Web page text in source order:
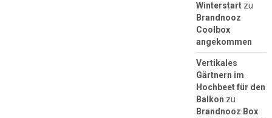
Winterstartzu
Brandnooz
Coolbox
angekommen
Vertikales
Gärtnern im
Hochbeet für den
Balkon zu
Brandnooz Box